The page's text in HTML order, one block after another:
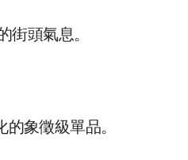
街頭氣息。
象徵級單品。